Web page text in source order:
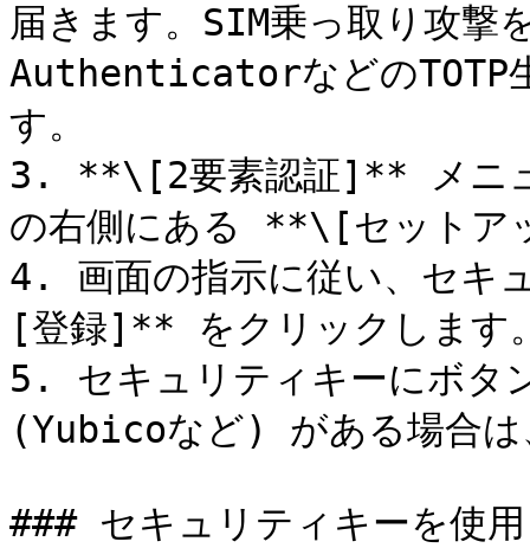
届きます。SIM乗っ取り攻撃
AuthenticatorなどのTOTP
す。
3. **\[2要素認証]** メニ
の右側にある **\[セットア
4. 画面の指示に従い、セキ
[登録]** をクリックします
5. セキュリティキーにボタ
(Yubicoなど) がある場合は
### セキュリティキーを